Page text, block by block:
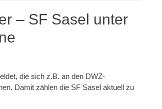
– SF Sasel unter
die sich z.B. an den DWZ-
Damit zählen die SF Sasel aktuell zu